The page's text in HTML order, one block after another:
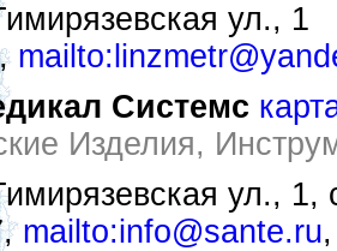
ул., 1
Системс
Изделия,
ул., 1,
mailto:info@sante.ru